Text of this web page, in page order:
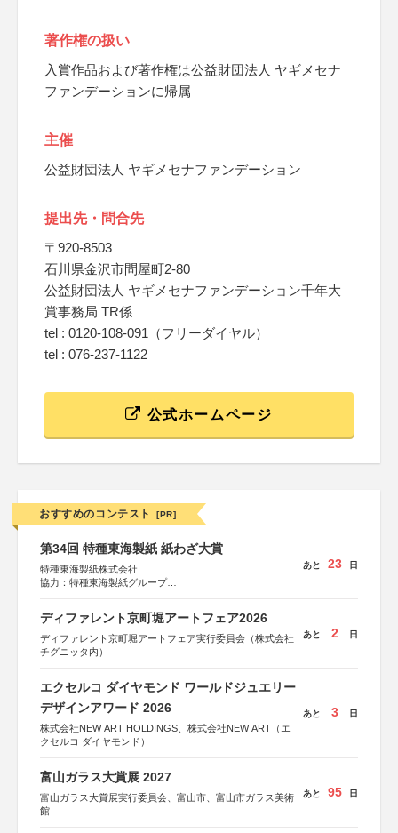
著作権の扱い
入賞作品および著作権は公益財団法人 ヤギメセナ
ファンデーションに帰属
主催
公益財団法人 ヤギメセナファンデーション
提出先・問合先
〒920-8503
石川県金沢市問屋町2-80
公益財団法人 ヤギメセナファンデーション千年大
賞事務局 TR係
tel : 0120-108-091（フリーダイヤル）
tel : 076-237-1122
公式ホームページ
おすすめのコンテスト [PR]
第34回 特種東海製紙 紙わざ大賞
特種東海製紙株式会社
協力：特種東海製紙グループ
あと 23 日
ディファレント京町堀アートフェア2026
ディファレント京町堀アートフェア実行委員会（株式会社
チグニッタ内）
あと 2 日
エクセルコ ダイヤモンド ワールドジュエリー
デザインアワード 2026
株式会社NEW ART HOLDINGS、株式会社NEW ART（エ
クセルコ ダイヤモンド）
あと 3 日
富山ガラス大賞展 2027
富山ガラス大賞展実行委員会、富山市、富山市ガラス美術
館
あと 95 日